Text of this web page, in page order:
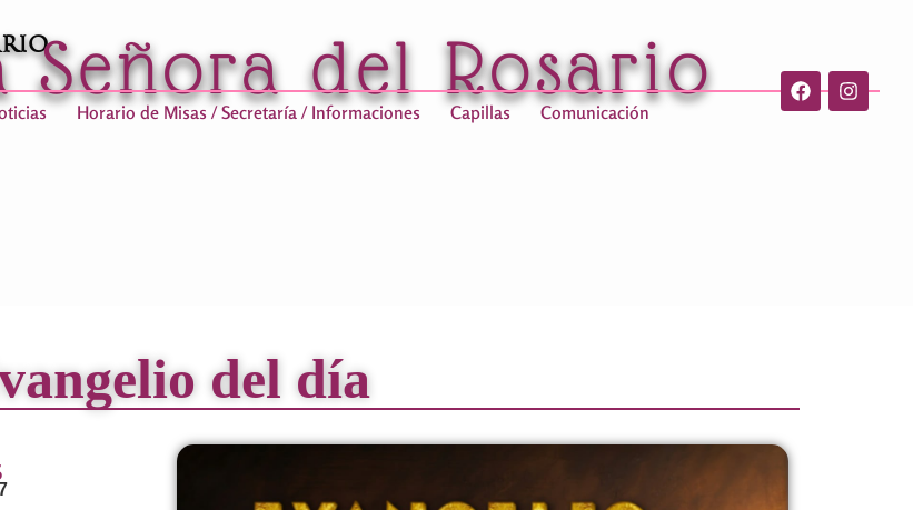
Señora del Rosario
Horario de Misas / Secretaría / Informaciones Capillas Comunicación
del día